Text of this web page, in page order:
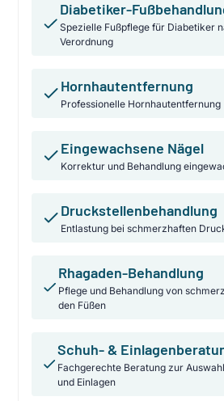
Diabetiker-
Spezielle Fußpflege für Diabetiker
Verordnung
Hornhautentfernung
Professionelle Hornhautentfernung
Eingewachsene Nägel
Korrektur und Behandlung
Druckstellenbehandlung
Entlastung bei schmerzhaften
Rhagaden-Behandlung
Pflege und Behandlung von
den Füßen
Schuh- &
Fachgerechte Beratung zur
und Einlagen